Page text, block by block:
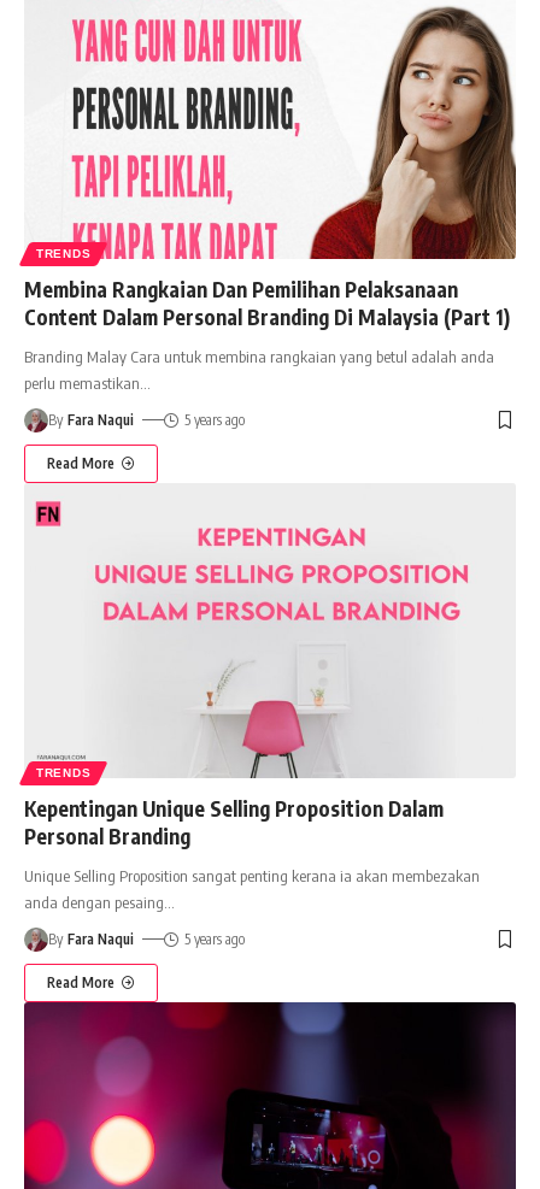
TRENDS
Membina Rangkaian Dan Pemilihan Pelaksanaan
Content Dalam Personal Branding Di Malaysia (Part 1)
Branding Malay Cara untuk membina rangkaian yang betul adalah anda
perlu memastikan
By Fara Naqui 5 years ago
Read More
TRENDS
Kepentingan Unique Selling Proposition Dalam
Personal Branding
Unique Selling Proposition sangat penting kerana ia akan membezakan
anda dengan pesaing
By Fara Naqui 5 years ago
Read More